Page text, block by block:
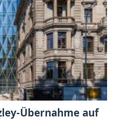
Übernahme auf